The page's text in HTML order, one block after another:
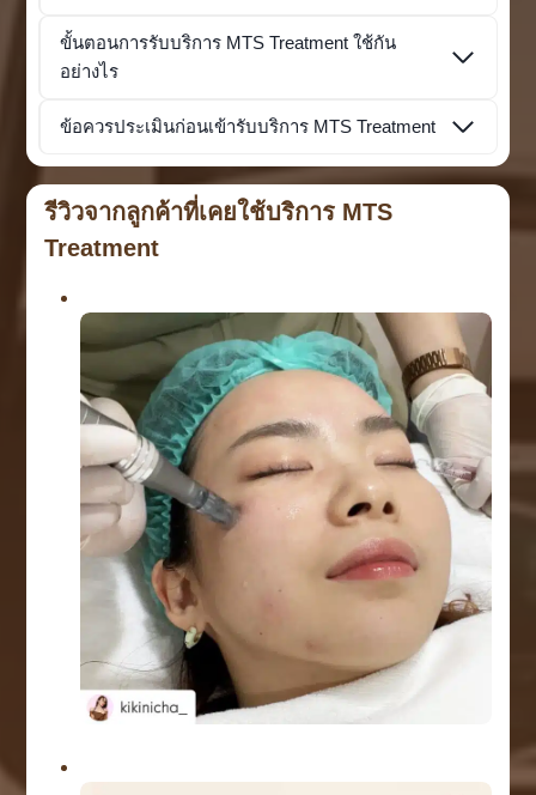
ขั้นตอนการรับบริการ MTS Treatment ใช้กัน
อย่างไร
ข้อควรประเมินก่อนเข้ารับบริการ MTS Treatment
รีวิวจากลูกค้าที่เคยใช้บริการ MTS
Treatment